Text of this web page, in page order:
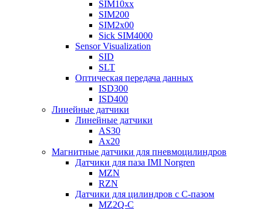
SIM10xx
SIM200
SIM2x00
Sick SIM4000
Sensor Visualization
SID
SLT
Оптическая передача данных
ISD300
ISD400
Линейные датчики
Линейные датчики
AS30
Ax20
Магнитные датчики для пневмоцилиндров
Датчики для паза IMI Norgren
MZN
RZN
Датчики для цилиндров с С-пазом
MZ2Q-C